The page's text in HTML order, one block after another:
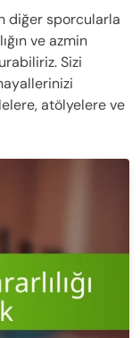
diğer sporcularla
ve azmin
Sizi
atölyelere ve